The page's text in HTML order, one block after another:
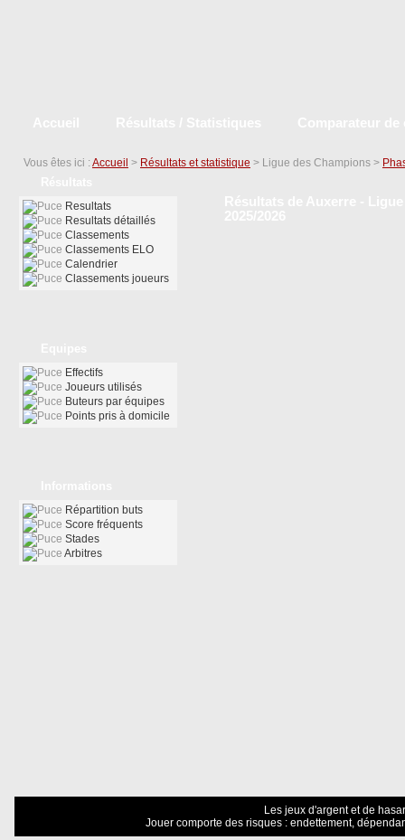
Vous êtes ici : Accueil > Résultats et statistique > Ligue des Champions >
Resultats
Resultats détaillés
Classements
Classements ELO
Calendrier
Classements joueurs
Effectifs
Joueurs utilisés
Buteurs par équipes
Points pris à domicile
Répartition buts
Score fréquents
Stades
Arbitres
Les jeux d'argent et de
Jouer comporte des risques : endettement,